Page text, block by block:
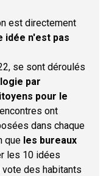
est directement
idée n'est pas
se sont déroulés
par
pour le
ont
dans chaque
que les bureaux
les 10 idées
des habitants